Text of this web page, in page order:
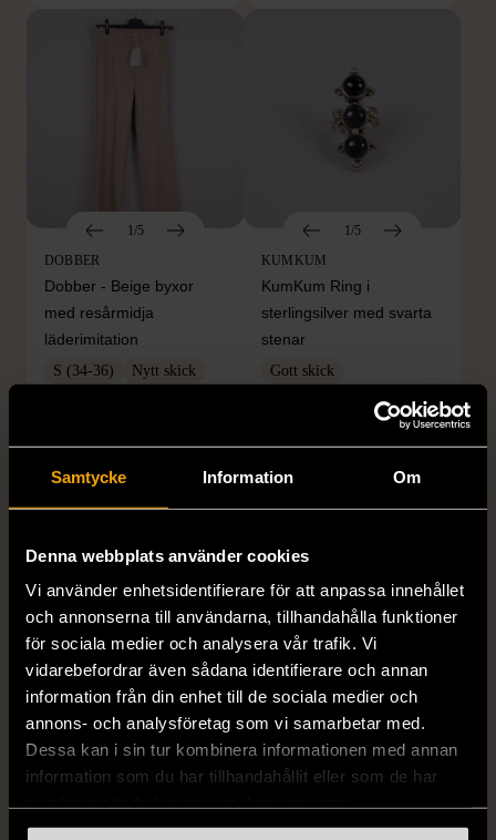
Samtycke Information Om
Denna webbplats använder cookies
Vi använder enhetsidentifierare för att anpassa innehållet
och annonserna till användarna, tillhandahålla funktioner
för sociala medier och analysera vår trafik. Vi
vidarebefordrar även sådana identifierare och annan
information från din enhet till de sociala medier och
annons- och analysföretag som vi samarbetar med.
Dessa kan i sin tur kombinera informationen med annan
information som du har tillhandahållit eller som de har
1/5
DOBBER
Dobber - Beige byxor
med resårmidja
läderimitation
S (34-36) Nytt skick
1/5
KUMKUM
KumKum Ring i
sterlingsilver med svarta
stenar
Gott skick
1/4
OKÄNT MÄRKE
Örhängen i sterlingsilver
med spikberlocker
Mycket gott skick
399 kr
1/5
OKÄNT MÄRKE
Armband med färgglada
kulor
Gott skick
69 kr